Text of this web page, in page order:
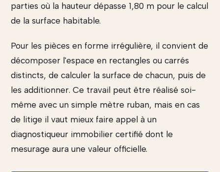
parties où la hauteur dépasse 1,80 m pour le calcul
de la surface habitable.
Pour les pièces en forme irrégulière, il convient de
décomposer l'espace en rectangles ou carrés
distincts, de calculer la surface de chacun, puis de
les additionner. Ce travail peut être réalisé soi-
même avec un simple mètre ruban, mais en cas
de litige il vaut mieux faire appel à un
diagnostiqueur immobilier certifié dont le
mesurage aura une valeur officielle.